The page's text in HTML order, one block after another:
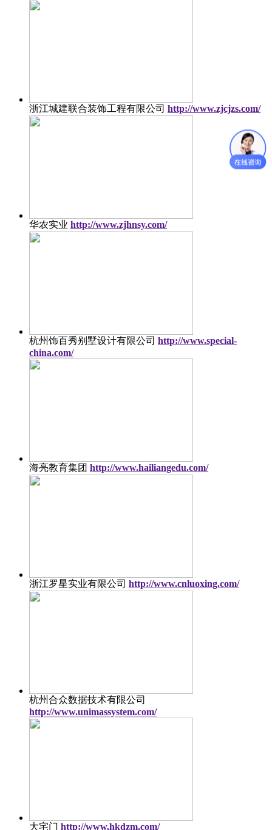
浙江城建联合装饰工程有限公司 http://www.zjcjzs.com/
华农实业 http://www.zjhnsy.com/
杭州饰百秀别墅设计有限公司 http://www.special-
china.com/
海亮教育集团 http://www.hailiangedu.com/
浙江罗星实业有限公司 http://www.cnluoxing.com/
杭州合众数据技术有限公司
http://www.unimassystem.com/
大宅门 http://www.hkdzm.com/